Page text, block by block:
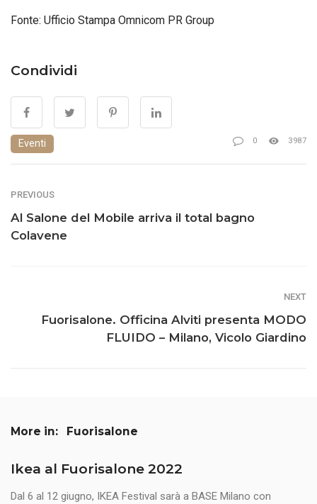
Fonte: Ufficio Stampa Omnicom PR Group
Condividi
Eventi 0 3987
PREVIOUS
Al Salone del Mobile arriva il total bagno
Colavene
NEXT
Fuorisalone. Officina Alviti presenta MODO
FLUIDO – Milano, Vicolo Giardino
More in: Fuorisalone
Ikea al Fuorisalone 2022
Dal 6 al 12 giugno, IKEA Festival sarà a BASE Milano con